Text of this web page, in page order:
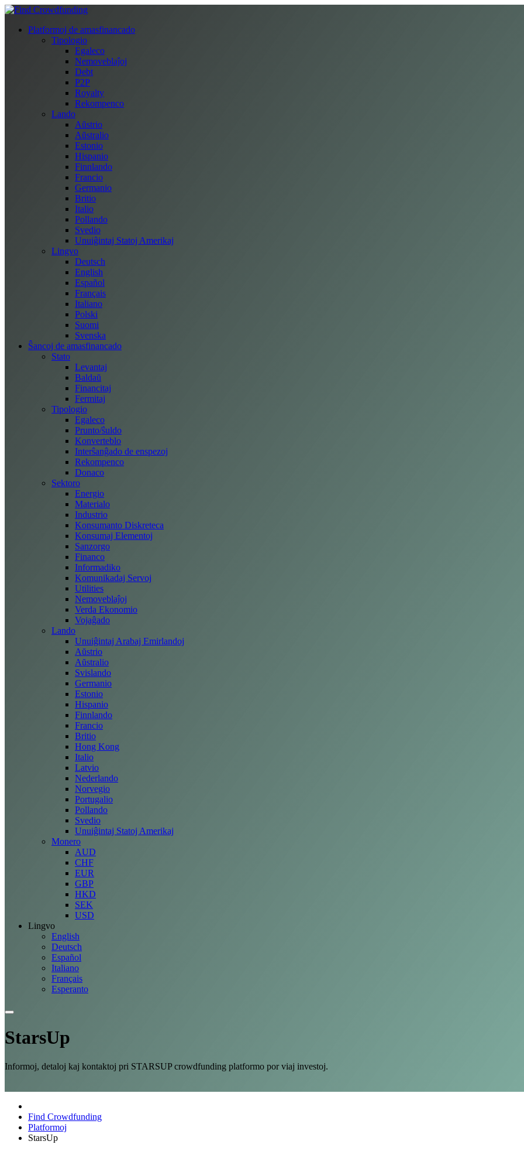
Platformoj de amasfinancado
Tipologio
Egaleco
Nemoveblaĵoj
Debt
P2P
Royalty
Rekompenco
Lando
Aŭstrio
Aŭstralio
Estonio
Hispanio
Finnlando
Francio
Germanio
Britio
Italio
Pollando
Svedio
Unuiĝintaj Statoj Amerikaj
Lingvo
Deutsch
English
Español
Français
Italiano
Polski
Suomi
Svenska
Ŝancoj de amasfinancado
Stato
Levantaj
Baldaŭ
Financitaj
Fermitaj
Tipologio
Egaleco
Prunto/ŝuldo
Konverteblo
Interŝanĝado de enspezoj
Rekompenco
Donaco
Sektoro
Energio
Materialo
Industrio
Konsumanto Diskreteca
Konsumaj Elementoj
Sanzorgo
Financo
Informadiko
Komunikadaj Servoj
Utilities
Nemoveblaĵoj
Verda Ekonomio
Vojaĝado
Lando
Unuiĝintaj Arabaj Emirlandoj
Aŭstrio
Aŭstralio
Svislando
Germanio
Estonio
Hispanio
Finnlando
Francio
Britio
Hong Kong
Italio
Latvio
Nederlando
Norvegio
Portugalio
Pollando
Svedio
Unuiĝintaj Statoj Amerikaj
Monero
AUD
CHF
EUR
GBP
HKD
SEK
USD
Lingvo
English
Deutsch
Español
Italiano
Français
Esperanto
StarsUp
Informoj, detaloj kaj kontaktoj pri STARSUP crowdfunding platformo por viaj investoj.
Find Crowdfunding
Platformoj
StarsUp